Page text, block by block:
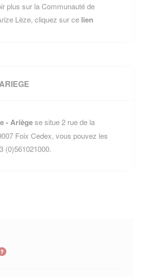
plus sur la Communauté de
Lèze, cliquez sur ce lien
- Ariègese situe 2 rue de la
Foix Cedex, vous pouvez les
(0)561021000.